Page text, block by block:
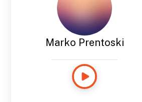
Marko Prentoski